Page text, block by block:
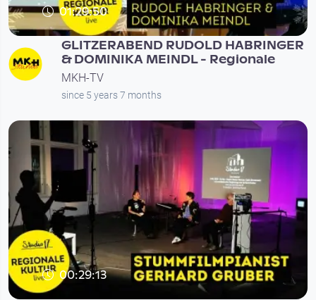
01:29:50
GLITZERABEND RUDOLD HABRINGER
& DOMINIKA MEINDL - Regionale
MKH-TV
since 5 years 7 months
00:29:13